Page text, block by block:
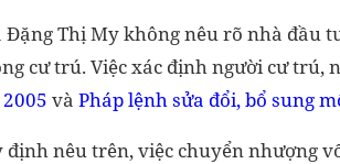
Đặng Thị My không nêu rõ nhà đầu
cư trú. Việc xác định người cư trú,
và Pháp lệnh sửa đổi, bổ sung
định nêu trên, việc chuyển nhượng